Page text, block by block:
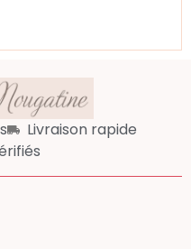
Livraison rapide